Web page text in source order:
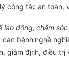
công tác an toàn,
lao động, chăm
bệnh nghề
giám định, điều